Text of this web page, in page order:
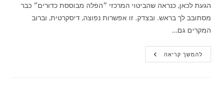
הגעת לכאן, כנראה שהביטוי המרכזי ״הפלה מבוססת כדורים״ כבר
מסתובב לך בראש. ובצדק. זו אפשרות נפוצה, דיסקרטית, וברוב
המקרים גם…
להמשך קריאההפלה
מבוססת